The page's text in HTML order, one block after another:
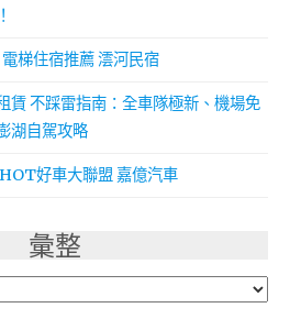
梯住宿推薦 澐河民宿
賃 不踩雷指南：全車隊極新、機場免
湖自駕攻略
好車大聯盟 嘉億汽車
彙整